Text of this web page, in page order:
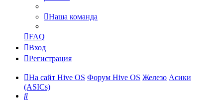
Наша команда
FAQ
Вход
Регистрация
На сайт Hive OS Форум Hive OS Железо Асики
(ASICs)
Поиск